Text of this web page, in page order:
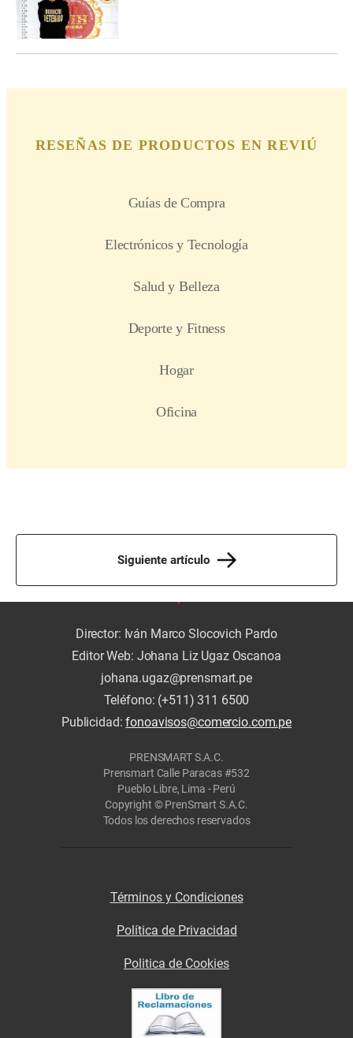
Siguiente artículo
Director: Iván Marco Slocovich Pardo
Editor Web: Johana Liz Ugaz Oscanoa
johana.ugaz@prensmart.pe
Teléfono: (+511) 311 6500
Publicidad:fonoavisos@comercio.com.pe
PRENSMART S.A.C.
Prensmart Calle Paracas #532
Pueblo Libre, Lima - Perú
Copyright © PrenSmart S.A.C.
Todos los derechos reservados
Términos y Condiciones
Política de Privacidad
Politica de Cookies